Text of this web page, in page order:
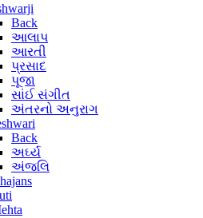
Back
આલાપ
આરતી
પ્રસાદ
પૂજા
સાંઈ સંગીત
અંતરનો અનુરાગ
Back
અર્ઘ્ય
અંજલિ